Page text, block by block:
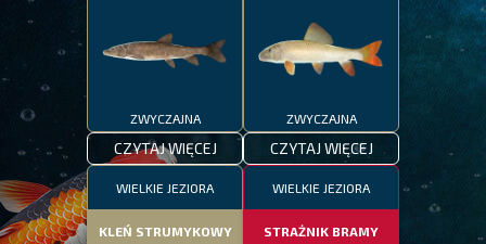
ZWYCZAJNA
CZYTAJ WIĘCEJ
ZWYCZAJNA
CZYTAJ WIĘCEJ
WIELKIE JEZIORA
KLEŃ STRUMYKOWY
WIELKIE JEZIORA
STRAŻNIK BRAMY